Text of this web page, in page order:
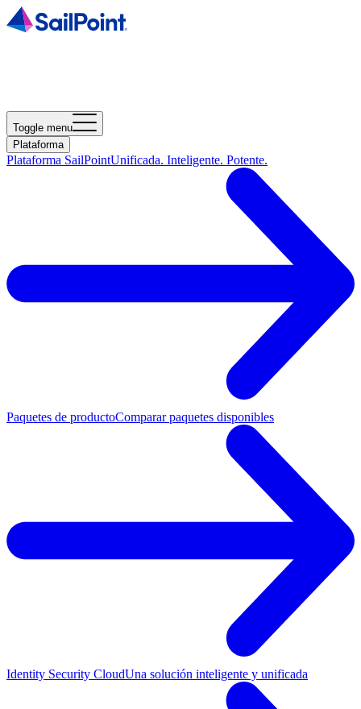
Toggle menu
Plataforma
Plataforma SailPointUnificada. Inteligente. Potente.
Paquetes de productoComparar paquetes disponibles
Identity Security CloudUna solución inteligente y unificada